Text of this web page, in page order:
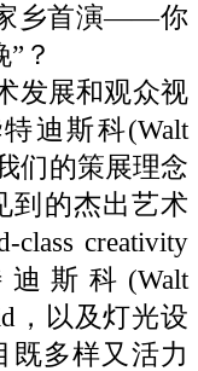
家乡首演——你
？
发展和观众视
迪斯科(Walt
们的策展理念
的杰出艺术
creativity
迪斯科(Walt
，以及灯光设
既多样又活力